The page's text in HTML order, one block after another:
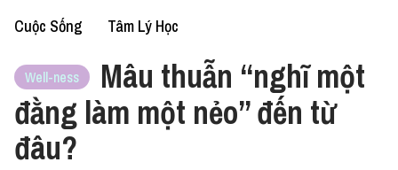
Cuộc Sống Tâm Lý Học
Well-ness
Mâu thuẫn “nghĩ một
đằng làm một nẻo” đến từ
đâu?